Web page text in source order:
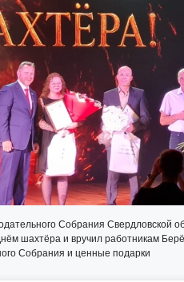
Собрания Свердловской
шахтёра и вручил работникам
Собрания и ценные подарки